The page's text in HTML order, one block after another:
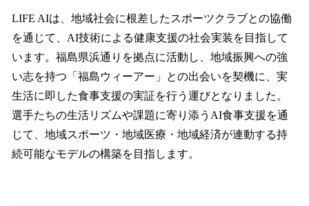
LIFE AIは、地域社会に根差したスポーツクラブとの協働
を通じて、AI技術による健康支援の社会実装を目指して
います。福島県浜通りを拠点に活動し、地域振興への強
い志を持つ「福島ウィーアー」との出会いを契機に、実
生活に即した食事支援の実証を行う運びとなりました。
選手たちの生活リズムや課題に寄り添うAI食事支援を通
じて、地域スポーツ・地域医療・地域経済が連動する持
続可能なモデルの構築を目指します。